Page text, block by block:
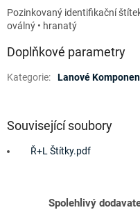
Pozinkovaný identifikační
oválný • hranatý
Doplňkové parametry
Kategorie: Lanové
Související soubory
Ř+L Štítky.pdf
Spolehlivý